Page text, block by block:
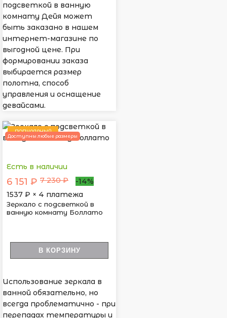
подсветкой в ванную
комнату Дейя может
быть заказано в нашем
интернет-магазине по
выгодной цене. При
формировании заказа
выбирается размер
полотна, способ
управления и оснащение
девайсами.
ПОПУЛЯРНЫЙ
Доступны любые размеры
Есть в наличии
6 151 ₽ 7 230 ₽
-14%
1537 ₽ × 4 платежа
Зеркало с подсветкой в
ванную комнату Боллато
В КОРЗИНУ
Использование зеркала в
ванной обязательно, но
всегда проблематично - при
перепадах температуры и